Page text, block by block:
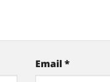
Email *